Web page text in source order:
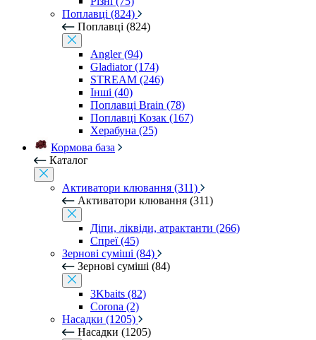
Поплавці (824)
Поплавці (824)
Angler (94)
Gladiator (174)
STREAM (246)
Інші (40)
Поплавці Brain (78)
Поплавці Козак (167)
Херабуна (25)
Кормова база
Каталог
Активатори клювання (311)
Активатори клювання (311)
Діпи, ліквіди, атрактанти (266)
Спреї (45)
Зернові суміші (84)
Зернові суміші (84)
3Kbaits (82)
Corona (2)
Насадки (1205)
Насадки (1205)